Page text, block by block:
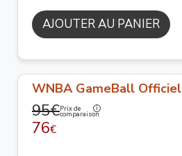
AJOUTER AU PANIER
WNBA GameBall Officiel
95€Prix de
comparaison
76€